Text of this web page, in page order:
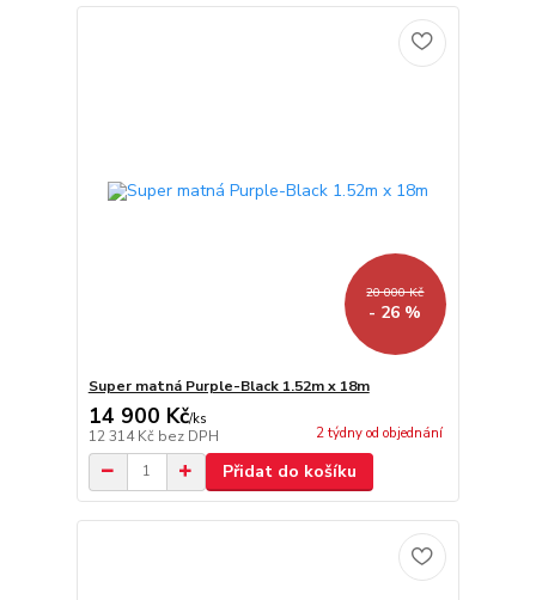
20 000 Kč
- 26 %
Super matná Purple-Black 1.52m x 18m
14 900 Kč/ks
12 314 Kč bez DPH 2 týdny od objednání
Přidat do košíku